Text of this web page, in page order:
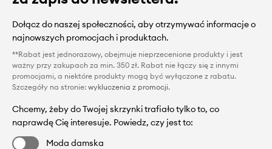
Dołącz do naszej społeczności, aby otrzymywać informacje o
najnowszych promocjach i produktach.
**Rabat jest jednorazowy, obejmuje nieprzecenione produkty i jest
ważny przy zakupach za min. 350 zł. Rabat nie łączy się z innymi
promocjami, a niektóre produkty mogą być wyłączone z rabatu.
Szczegóły na stronie: wykluczenia z promocji.
Chcemy, żeby do Twojej skrzynki trafiało tylko to, co
naprawdę Cię interesuje. Powiedz, czy jest to:
Moda damska